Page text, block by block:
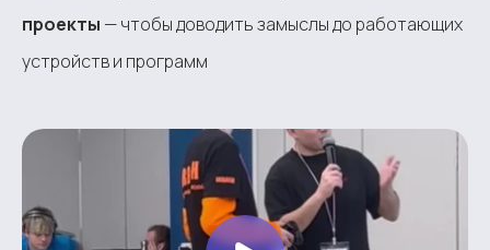
проекты — чтобы доводить замыслы до работающих
устройств и программ